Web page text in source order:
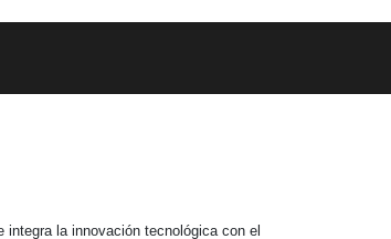
la innovación tecnológica con el